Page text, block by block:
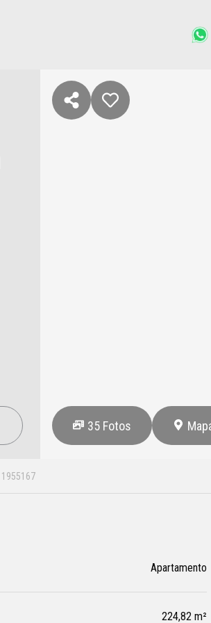
35 Fotos
1955167
Apartamento
224,82 m²